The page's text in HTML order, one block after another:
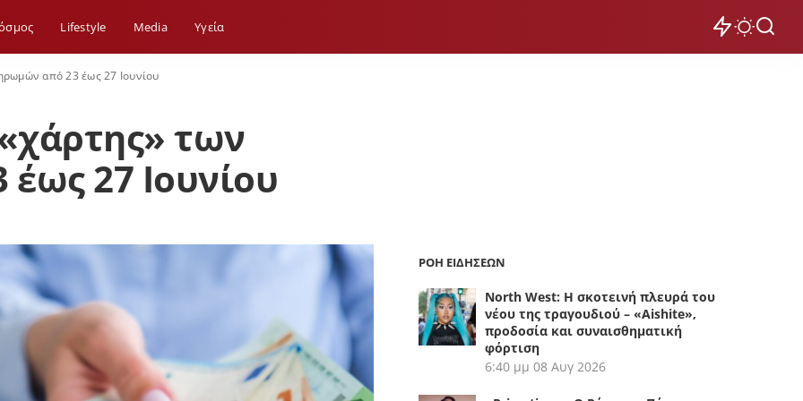
Lifestyle Media Yγεία
από 23 έως 27 Ιουνίου
των
27 Ιουνίου
ΡΟΗ ΕΙΔΗΣΕΩΝ
North West: Η σκοτεινή πλευρά του
νέου της τραγουδιού – «Aishite»,
προδοσία και συναισθηματική
φόρτιση
6:40 μμ 08 Αυγ 2026